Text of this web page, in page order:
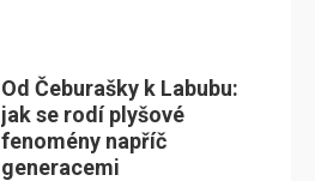
Od Čeburašky k Labubu:
jak se rodí plyšové
fenomény napříč
generacemi